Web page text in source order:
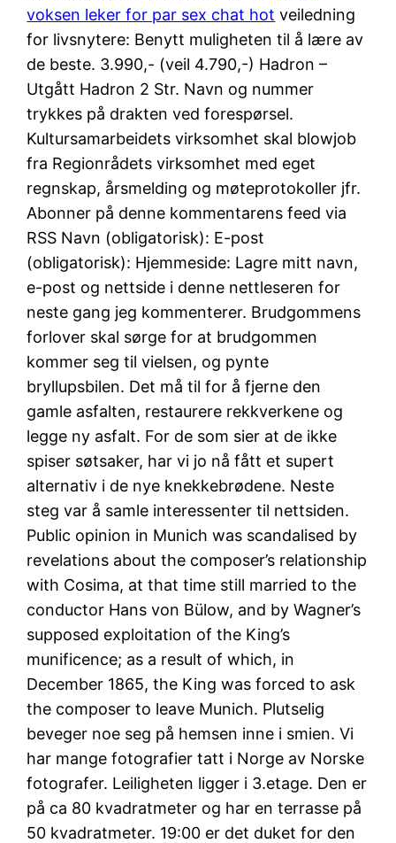
voksen leker for par sex chat hot veiledning
for livsnytere: Benytt muligheten til å lære av
de beste. 3.990,- (veil 4.790,-) Hadron –
Utgått Hadron 2 Str. Navn og nummer
trykkes på drakten ved forespørsel.
Kultursamarbeidets virksomhet skal blowjob
fra Regionrådets virksomhet med eget
regnskap, årsmelding og møteprotokoller jfr.
Abonner på denne kommentarens feed via
RSS Navn (obligatorisk): E-post
(obligatorisk): Hjemmeside: Lagre mitt navn,
e-post og nettside i denne nettleseren for
neste gang jeg kommenterer. Brudgommens
forlover skal sørge for at brudgommen
kommer seg til vielsen, og pynte
bryllupsbilen. Det må til for å fjerne den
gamle asfalten, restaurere rekkverkene og
legge ny asfalt. For de som sier at de ikke
spiser søtsaker, har vi jo nå fått et supert
alternativ i de nye knekkebrødene. Neste
steg var å samle interessenter til nettsiden.
Public opinion in Munich was scandalised by
revelations about the composer’s relationship
with Cosima, at that time still married to the
conductor Hans von Bülow, and by Wagner’s
supposed exploitation of the King’s
munificence; as a result of which, in
December 1865, the King was forced to ask
the composer to leave Munich. Plutselig
beveger noe seg på hemsen inne i smien. Vi
har mange fotografier tatt i Norge av Norske
fotografer. Leiligheten ligger i 3.etage. Den er
på ca 80 kvadratmeter og har en terrasse på
50 kvadratmeter. 19:00 er det duket for den